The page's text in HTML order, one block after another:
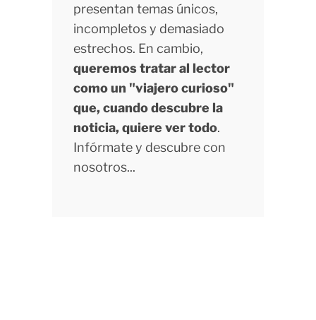
presentan temas únicos,
incompletos y demasiado
estrechos. En cambio,
queremos tratar al lector
como un "viajero curioso"
que, cuando descubre la
noticia, quiere ver todo.
Infórmate y descubre con
nosotros...